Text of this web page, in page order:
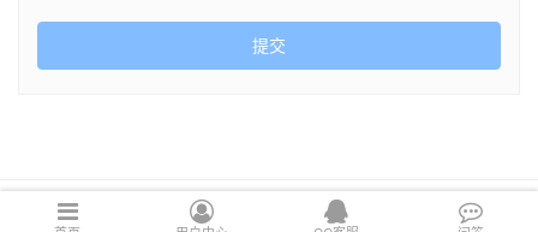
提交
Copyright © 2021 cghsj.com 版权所有 Powered by 绘世界